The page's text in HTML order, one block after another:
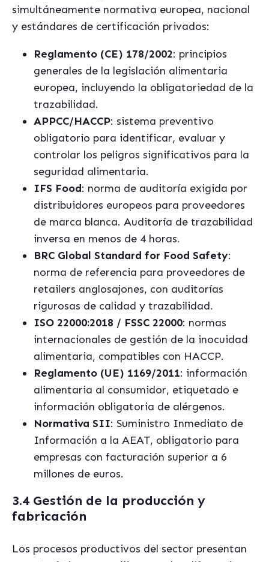
simultáneamente normativa europea, nacional
y estándares de certificación privados:
Reglamento (CE) 178/2002: principios
generales de la legislación alimentaria
europea, incluyendo la obligatoriedad de la
trazabilidad.
APPCC/HACCP: sistema preventivo
obligatorio para identificar, evaluar y
controlar los peligros significativos para la
seguridad alimentaria.
IFS Food: norma de auditoría exigida por
distribuidores europeos para proveedores
de marca blanca. Auditoría de trazabilidad
inversa en menos de 4 horas.
BRC Global Standard for Food Safety:
norma de referencia para proveedores de
retailers anglosajones, con auditorías
rigurosas de calidad y trazabilidad.
ISO 22000:2018 / FSSC 22000: normas
internacionales de gestión de la inocuidad
alimentaria, compatibles con HACCP.
Reglamento (UE) 1169/2011: información
alimentaria al consumidor, etiquetado e
información obligatoria de alérgenos.
Normativa SII: Suministro Inmediato de
Información a la AEAT, obligatorio para
empresas con facturación superior a 6
millones de euros.
3.4 Gestión de la producción y
fabricación
Los procesos productivos del sector presentan